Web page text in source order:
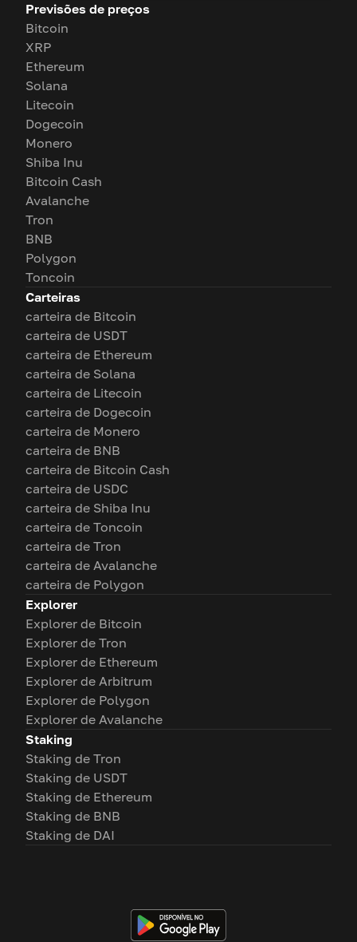
Previsões de preços
Bitcoin
XRP
Ethereum
Solana
Litecoin
Dogecoin
Monero
Shiba Inu
Bitcoin Cash
Avalanche
Tron
BNB
Polygon
Toncoin
Carteiras
carteira de Bitcoin
carteira de USDT
carteira de Ethereum
carteira de Solana
carteira de Litecoin
carteira de Dogecoin
carteira de Monero
carteira de BNB
carteira de Bitcoin Cash
carteira de USDC
carteira de Shiba Inu
carteira de Toncoin
carteira de Tron
carteira de Avalanche
carteira de Polygon
Explorer
Explorer de Bitcoin
Explorer de Tron
Explorer de Ethereum
Explorer de Arbitrum
Explorer de Polygon
Explorer de Avalanche
Staking
Staking de Tron
Staking de USDT
Staking de Ethereum
Staking de BNB
Staking de DAI